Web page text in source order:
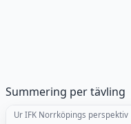
Summering per tävling
Ur IFK Norrköpings perspektiv